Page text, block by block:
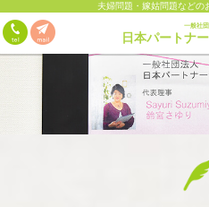
夫婦問題・嫁姑問題などの
一般社
日本パートナ